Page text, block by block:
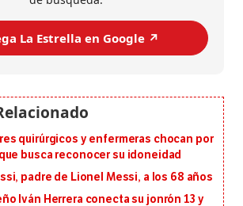
La Estrella en Google ↗️
quirúrgicos y enfermeras chocan por
busca reconocer su idoneidad
padre de Lionel Messi, a los 68 años
Iván Herrera conecta su jonrón 13 y